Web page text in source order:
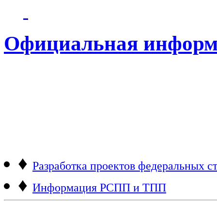
Официальная
♦ Разработка проектов федеральных
♦ Информация РСПП и ТПП